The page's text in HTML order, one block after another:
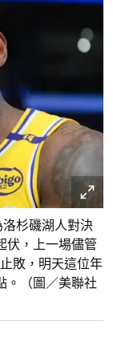
杉磯湖人對決
伏，上一場儘管
敗，明天這位年
。（圖／美聯社